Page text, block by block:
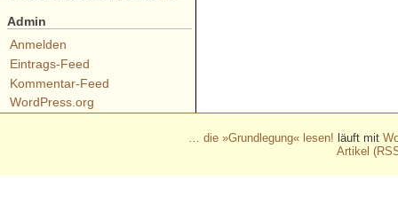
Admin
Anmelden
Eintrags-Feed
Kommentar-Feed
WordPress.org
… die »Grundlegung« lesen! läuft mit
Artikel